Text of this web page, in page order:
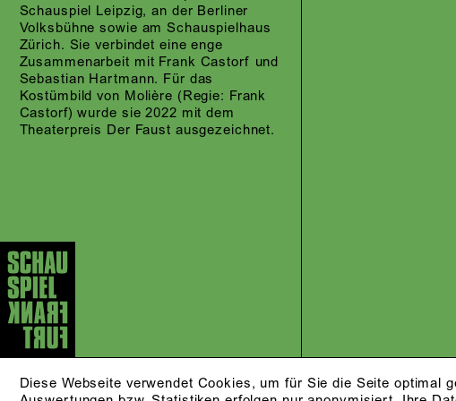
Diese Webseite verwendet Cookies, um für Sie die Seite optimal
Schauspiel Leipzig, an der Berliner
Volksbühne sowie am Schauspielhaus
Zürich. Sie verbindet eine enge
Zusammenarbeit mit Frank Castorf und
Sebastian Hartmann. Für das
Kostümbild von Molière (Regie: Frank
Castorf) wurde sie 2022 mit dem
Theaterpreis Der Faust ausgezeichnet.